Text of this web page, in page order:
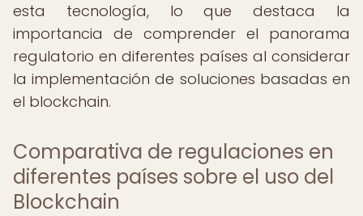
esta tecnología, lo que destaca la
importancia de comprender el panorama
regulatorio en diferentes países al considerar
la implementación de soluciones basadas en
el blockchain.
Comparativa de regulaciones en
diferentes países sobre el uso del
Blockchain